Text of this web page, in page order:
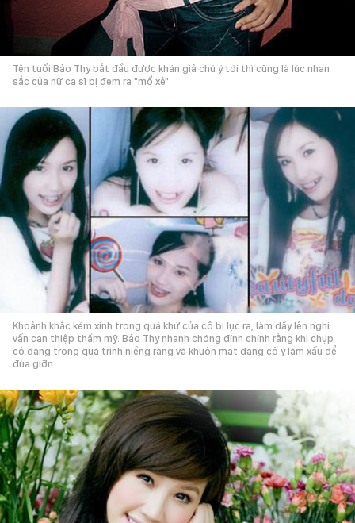
Tên tuổi Bảo Thy bắt đầu được khán giả chú ý tới thì cũng là lúc nhan
sắc của nữ ca sĩ bị đem ra "mổ xẻ"
Khoảnh khắc kém xinh trong quá khứ của cô bị lục ra, làm dấy lên nghi
vấn can thiệp thẩm mỹ. Bảo Thy nhanh chóng đính chính rằng khi chụp
cô đang trong quá trình niềng răng và khuôn mặt đang cố ý làm xấu để
đùa giỡn